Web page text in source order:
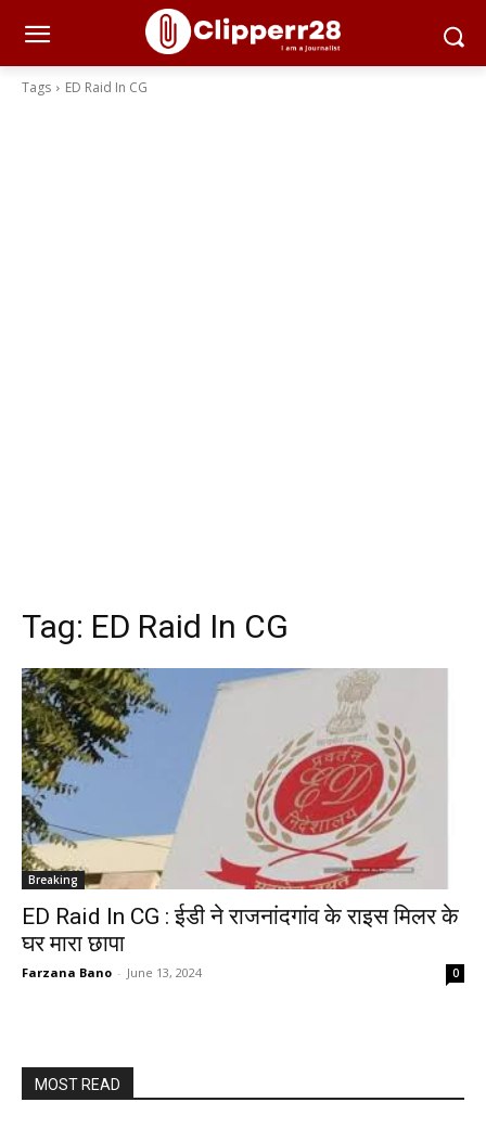
Tags ED Raid In CG
Tag: ED Raid In CG
Breaking
ED Raid In CG : ईडी ने राजनांदगांव के राइस मिलर के
घर मारा छापा
Farzana Bano - June 13, 2024 0
MOST READ